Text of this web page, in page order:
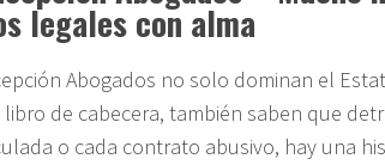
legales con alma
Abogados no solo dominan el
de cabecera, también saben que
o cada contrato abusivo, hay una